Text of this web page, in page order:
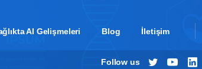
AI Gelişmeleri Blog İletişim
Follow us